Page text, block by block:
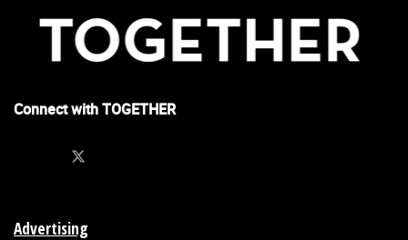
Connect with TOGETHER
Advertising